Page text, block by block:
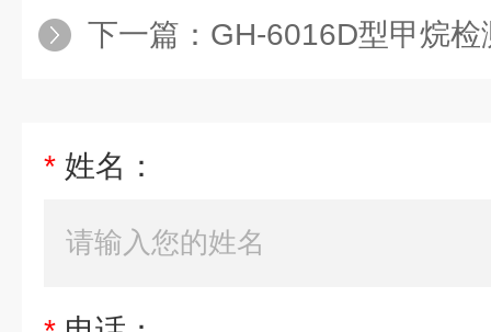
下一篇： GH-6016D型甲烷
* 姓名：